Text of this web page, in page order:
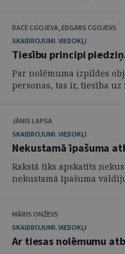
DACE CGOJEVA, EDGARS CGOJEVS
SKAIDROJUMI. VIEDOKĻI
Tiesību principi
Par nolēmuma izpildes
personas, tas ir, tiesība
JĀNIS LAPSA
SKAIDROJUMI. VIEDOKĻI
Nekustamā īpašuma
Rakstā tiks apskatīts
nekustamā īpašuma
MĀRIS ONŽEVS
SKAIDROJUMI. VIEDOKĻI
Ar tiesas nolēmumu